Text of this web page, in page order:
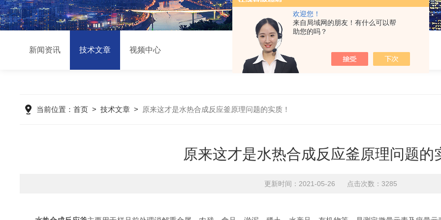
欢迎您！
来自局域网的朋友！有什么可以帮
助您的吗？
新闻资讯 技术文章 视频中心
当前位置：首页 >技术文章 > 原来这才是水热合成反应釜原理问题的实质！
原来这才是水热合成反应釜原理问题的
更新时间：2021-05-26 点击次数：3285